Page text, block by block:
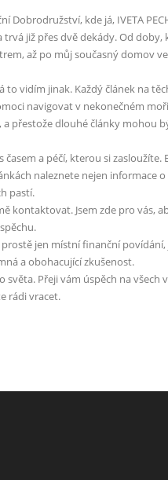
Dobrodružství, kde já, IVETA
již přes dvě dekády. Od
až po můj současný domov
to vidím jinak. Každý článek na
navigovat v nekonečném
přestože dlouhé články mohou
časem a péčí, kterou si
naleznete nejen informace
pastí.
kontaktovat. Jsem zde pro vás,
jen místní finanční
a obohacující zkušenost.
Přeji vám úspěch na všech
rádi vracet.